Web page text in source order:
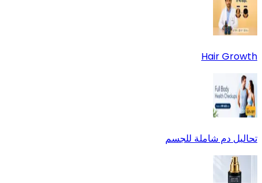
Hair Growth
تحاليل دم شاملة للجسم